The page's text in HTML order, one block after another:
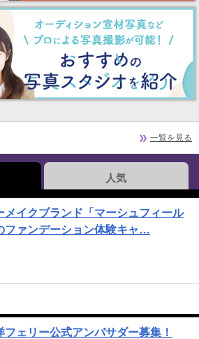
一覧を見る
人気
メイクブランド「マーシュフィール
ファンデーション体験キャ…
フェリー公式アンバサダー募集！